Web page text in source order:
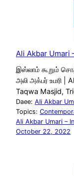
Ali Akbar Umari
இஸ்லாம் கூறும்
அலி அக்பர் உமரி |
Taqwa Masjid,
Daee: Ali Akbar
Topics:
Ali Akbar Umari –
October 22, 2022